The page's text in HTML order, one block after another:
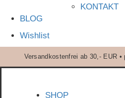
KONTAKT
BLOG
Wishlist
Versandkostenfrei ab 30,- EUR
SHOP